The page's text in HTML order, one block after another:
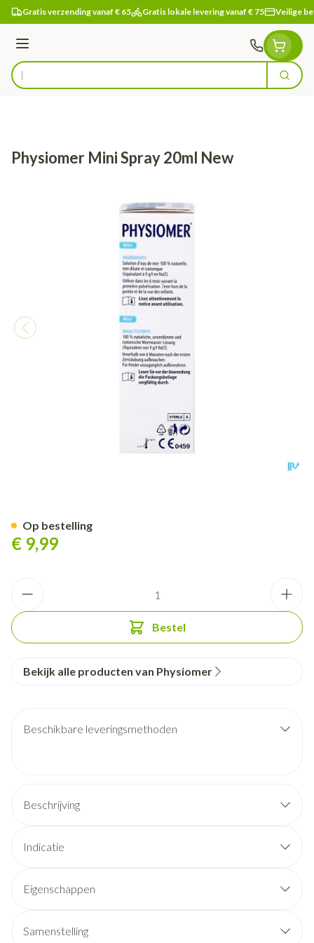
Ga naar de inhoud
Gratis verzending vanaf € 65 Gratis lokale levering vanaf € 75 Veilige
Menu
Product, merk, categorie... Zoek
Physiomer Mini Spray 20ml New
€ 9,99
Bestel
Op bestelling
Bekijk alle producten van Physiomer
Beschikbare leveringsmethoden
Beschrijving
Indicatie
Eigenschappen
Samenstelling